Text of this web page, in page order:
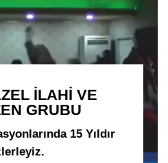
İLAHİ VE
GRUBU
15 Yıldır